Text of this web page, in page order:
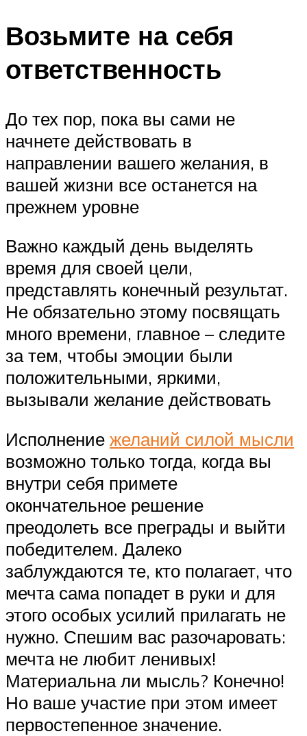
Возьмите на себя
ответственность
До тех пор, пока вы сами не
начнете действовать в
направлении вашего желания, в
вашей жизни все останется на
прежнем уровне
Важно каждый день выделять
время для своей цели,
представлять конечный результат.
Не обязательно этому посвящать
много времени, главное – следите
за тем, чтобы эмоции были
положительными, яркими,
вызывали желание действовать
Исполнение желаний силой мысли
возможно только тогда, когда вы
внутри себя примете
окончательное решение
преодолеть все преграды и выйти
победителем. Далеко
заблуждаются те, кто полагает, что
мечта сама попадет в руки и для
этого особых усилий прилагать не
нужно. Спешим вас разочаровать:
мечта не любит ленивых!
Материальна ли мысль? Конечно!
Но ваше участие при этом имеет
первостепенное значение.